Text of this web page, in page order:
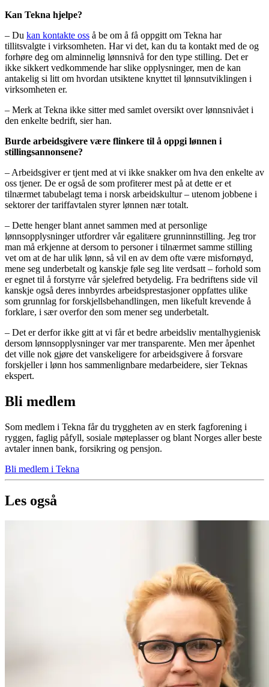
Kan Tekna hjelpe?
– Du kan kontakte oss å be om å få oppgitt om Tekna har
tillitsvalgte i virksomheten. Har vi det, kan du ta kontakt med de og
forhøre deg om alminnelig lønnsnivå for den type stilling. Det er
ikke sikkert vedkommende har slike opplysninger, men de kan
antakelig si litt om hvordan utsiktene knyttet til lønnsutviklingen i
virksomheten er.
– Merk at Tekna ikke sitter med samlet oversikt over lønnsnivået i
den enkelte bedrift, sier han.
Burde arbeidsgivere være flinkere til å oppgi lønnen i
stillingsannonsene?
– Arbeidsgiver er tjent med at vi ikke snakker om hva den enkelte av
oss tjener. De er også de som profiterer mest på at dette er et
tilnærmet tabubelagt tema i norsk arbeidskultur – utenom jobbene i
sektorer der tariffavtalen styrer lønnen nær totalt.
– Dette henger blant annet sammen med at personlige
lønnsopplysninger utfordrer vår egalitære grunninnstilling. Jeg tror
man må erkjenne at dersom to personer i tilnærmet samme stilling
vet om at de har ulik lønn, så vil en av dem ofte være misfornøyd,
mene seg underbetalt og kanskje føle seg lite verdsatt – forhold som
er egnet til å forstyrre vår sjelefred betydelig. Fra bedriftens side vil
kanskje også deres innbyrdes arbeidsprestasjoner oppfattes ulike
som grunnlag for forskjellsbehandlingen, men likefult krevende å
forklare, i sær overfor den som mener seg underbetalt.
– Det er derfor ikke gitt at vi får et bedre arbeidsliv mentalhygienisk
dersom lønnsopplysninger var mer transparente. Men mer åpenhet
det ville nok gjøre det vanskeligere for arbeidsgivere å forsvare
forskjeller i lønn hos sammenlignbare medarbeidere, sier Teknas
ekspert.
Bli medlem
Som medlem i Tekna får du tryggheten av en sterk fagforening i
ryggen, faglig påfyll, sosiale møteplasser og blant Norges aller beste
avtaler innen bank, forsikring og pensjon.
Bli medlem i Tekna
Les også